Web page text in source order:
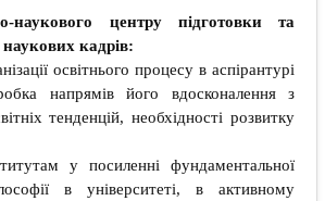
наукового центру підготовки та
наукових кадрів:
освітнього процесу в аспірантурі
напрямів його вдосконалення з
тенденцій, необхідності розвитку
у посиленні фундаментальної
в університеті, в активному